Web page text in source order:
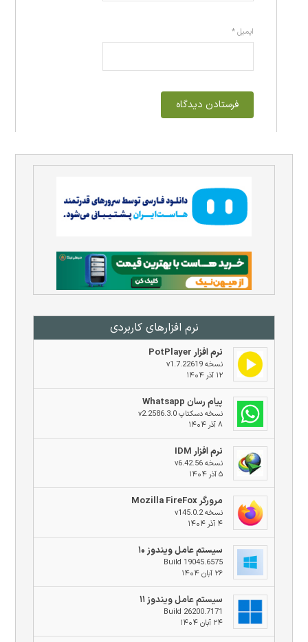
نرم افزار‌های کاربردی
نرم افزار PotPlayer
نسخه v1.7.22619
۱۲ آذر ۱۴۰۴
پیام رسان Whatsapp
نسخه دسکتاپ v2.2586.3.0
۸ آذر ۱۴۰۴
نرم افزار IDM
نسخه v6.42.56
۵ آذر ۱۴۰۴
مرورگر Mozilla FireFox
نسخه v145.0.2
۴ آذر ۱۴۰۴
سیستم عامل ویندوز ۱۰
Build 19045.6575
۲۶ آبان ۱۴۰۴
سیستم عامل ویندوز ۱۱
Build 26200.7171
۲۴ آبان ۱۴۰۴
ایمیل*